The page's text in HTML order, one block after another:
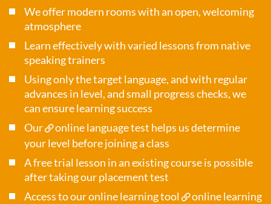
We offer modern rooms with an open, welcoming
atmosphere
Learn effectively with varied lessons from native
speaking trainers
Using only the target language, and with regular
advances in level, and small progress checks, we
can ensure learning success
Our
online language test helps us determine
your level before joining a class
A free trial lesson in an existing course is possible
after taking our placement test
Access to our online learning tool
online learning